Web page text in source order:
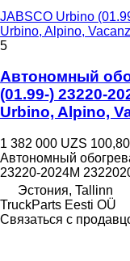
JABSCO Urbino
Urbino, Alpino,
5
Автономный
(01.99-) 23220-
Urbino, Alpino,
1 382 000 UZS
Автономный
23220-2024M
Эстония, Tallinn
TruckParts Eesti OÜ
Связаться с